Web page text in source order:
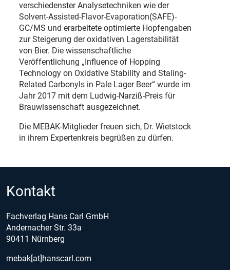
verschiedenster Analysetechniken wie der
Solvent-Assisted-Flavor-Evaporation(SAFE)-
GC/MS und erarbeitete optimierte Hopfengaben
zur Steigerung der oxidativen Lagerstabilität
von Bier. Die wissenschaftliche
Veröffentlichung „Influence of Hopping
Technology on Oxidative Stability and Staling-
Related Carbonyls in Pale Lager Beer“ wurde im
Jahr 2017 mit dem Ludwig-Narziß-Preis für
Brauwissenschaft ausgezeichnet.
Die MEBAK-Mitglieder freuen sich, Dr. Wietstock
in ihrem Expertenkreis begrüßen zu dürfen.
Kontakt
Fachverlag Hans Carl GmbH
Andernacher Str. 33a
90411 Nürnberg
mebak[at]hanscarl.com